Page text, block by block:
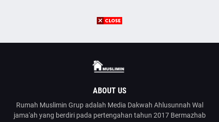
ABOUT US
Rumah Muslimin Grup adalah Media Dakwah Ahlusunnah Wal
jama'ah yang berdiri pada pertengahan tahun 2017 Bermazhab